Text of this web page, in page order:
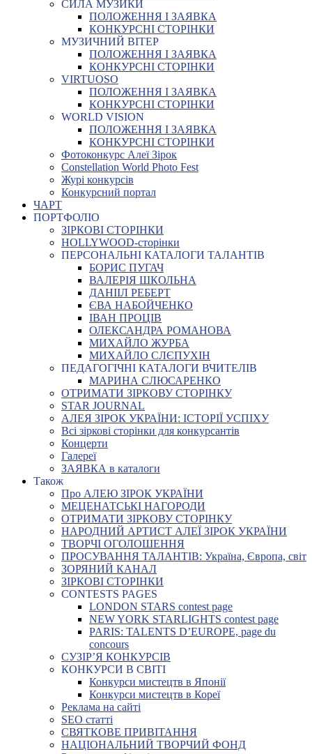
СИЛА МУЗИКИ
ПОЛОЖЕННЯ І ЗАЯВКА
КОНКУРСНІ СТОРІНКИ
МУЗИЧНИЙ ВІТЕР
ПОЛОЖЕННЯ І ЗАЯВКА
КОНКУРСНІ СТОРІНКИ
VIRTUOSO
ПОЛОЖЕННЯ І ЗАЯВКА
КОНКУРСНІ СТОРІНКИ
WORLD VISION
ПОЛОЖЕННЯ І ЗАЯВКА
КОНКУРСНІ СТОРІНКИ
Фотоконкурс Алеї Зірок
Constellation World Photo Fest
Журі конкурсів
Конкурсний портал
ЧАРТ
ПОРТФОЛІО
ЗІРКОВІ СТОРІНКИ
HOLLYWOOD-сторінки
ПЕРСОНАЛЬНІ КАТАЛОГИ ТАЛАНТІВ
БОРИС ПУГАЧ
ВАЛЕРІЯ ШКОЛЬНА
ДАНІІЛ РЕБЕРТ
ЄВА НАБОЙЧЕНКО
ІВАН ПРОЦІВ
ОЛЕКСАНДРА РОМАНОВА
МИХАЙЛО ЖУРБА
МИХАЙЛО СЛЄПУХІН
ПЕДАГОГІЧНІ КАТАЛОГИ ВЧИТЕЛІВ
МАРИНА СЛЮСАРЕНКО
ОТРИМАТИ ЗІРКОВУ СТОРІНКУ
STAR JOURNAL
АЛЕЯ ЗІРОК УКРАЇНИ: ІСТОРІЇ УСПІХУ
Всі зіркові сторінки для конкурсантів
Концерти
Галереї
ЗАЯВКА в каталоги
Також
Про АЛЕЮ ЗІРОК УКРАЇНИ
МЕЦЕНАТСЬКІ НАГОРОДИ
ОТРИМАТИ ЗІРКОВУ СТОРІНКУ
НАРОДНИЙ АРТИСТ АЛЕЇ ЗІРОК УКРАЇНИ
ТВОРЧІ ОГОЛОШЕННЯ
ПРОСУВАННЯ ТАЛАНТІВ: Україна, Європа, світ
ЗОРЯНИЙ КАНАЛ
ЗІРКОВІ СТОРІНКИ
CONTESTS PAGES
LONDON STARS contest page
NEW YORK STARLIGHTS contest page
PARIS: TALENTS D’EUROPE, page du
concours
СУЗІР’Я КОНКУРСІВ
КОНКУРСИ В СВІТІ
Конкурси мистецтв в Японії
Конкурси мистецтв в Кореї
Реклама на сайті
SEO статті
СВЯТКОВЕ ПРИВІТАННЯ
НАЦІОНАЛЬНИЙ ТВОРЧИЙ ФОНД